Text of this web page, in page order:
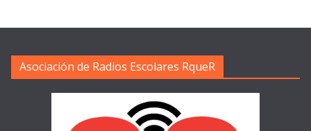
Asociación de Radios Escolares RqueR